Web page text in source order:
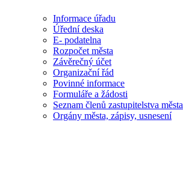
Informace úřadu
Úřední deska
E- podatelna
Rozpočet města
Závěrečný účet
Organizační řád
Povinné informace
Formuláře a žádosti
Seznam členů zastupitelstva města
Orgány města, zápisy, usnesení